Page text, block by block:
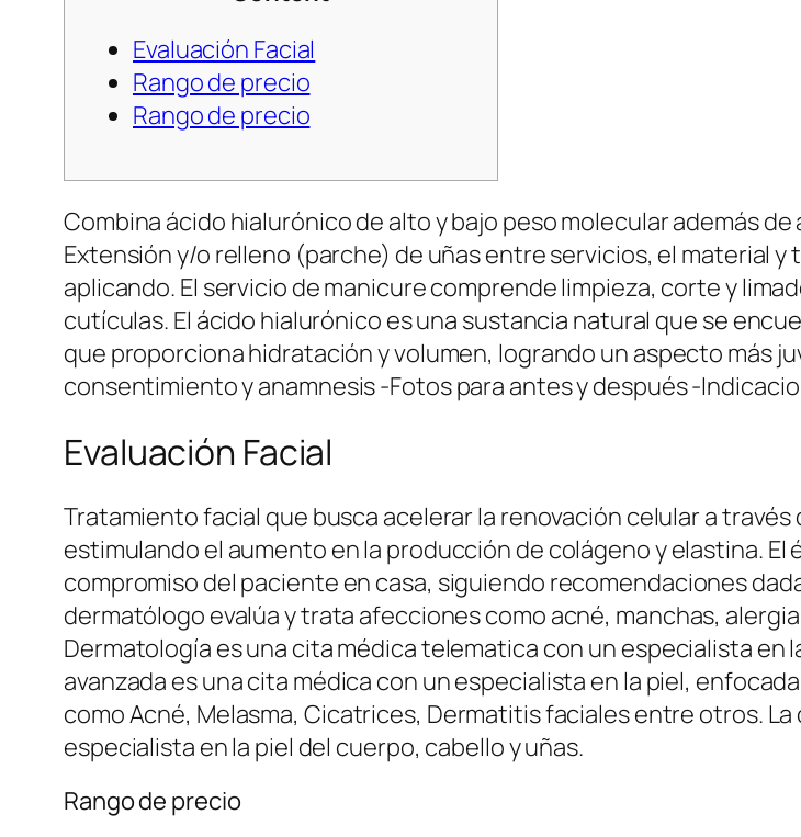
Evaluación Facial
Rango de precio
Rango de precio
Combina ácido hialurónico de alto y bajo peso molecular además
Extensión y/o relleno (parche) de uñas entre servicios, el material
aplicando. El servicio de manicure comprende limpieza, corte y
cutículas. El ácido hialurónico es una sustancia natural que se
que proporciona hidratación y volumen, logrando un aspecto más
consentimiento y anamnesis -Fotos para antes y después -
Evaluación Facial
Tratamiento facial que busca acelerar la renovación celular a
estimulando el aumento en la producción de colágeno y elastina.
compromiso del paciente en casa, siguiendo recomendaciones
dermatólogo evalúa y trata afecciones como acné, manchas,
Dermatología es una cita médica telematica con un especialista en
avanzada es una cita médica con un especialista en la piel,
como Acné, Melasma, Cicatrices, Dermatitis faciales entre otros.
especialista en la piel del cuerpo, cabello y uñas.
Rango de precio